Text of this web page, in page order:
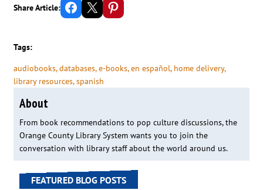
Share Article: Share on Facebook Email this Page Share on Pinterest
Tags:
audiobooks, databases, e-books, en español, home delivery,
library resources, spanish
About
From book recommendations to pop culture discussions, the
Orange County Library System wants you to join the
conversation with library staff about the world around us.
FEATURED BLOG POSTS